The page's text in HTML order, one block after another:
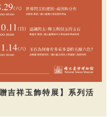
吉祥玉飾特展】系列活